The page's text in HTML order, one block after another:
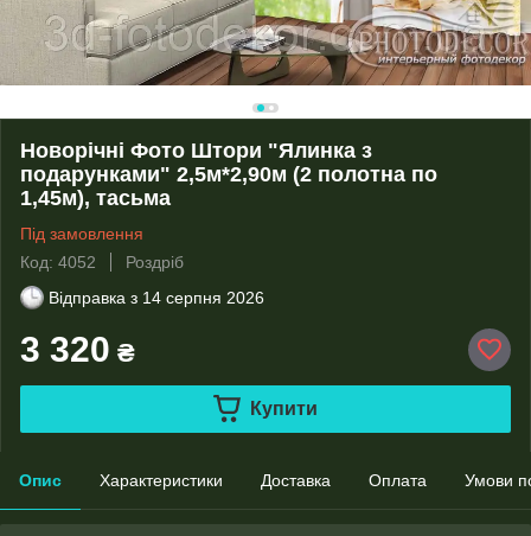
Новорічні Фото Штори "Ялинка з
подарунками" 2,5м*2,90м (2 полотна по
1,45м), тасьма
Під замовлення
Код: 4052
Роздріб
Відправка з 14 серпня 2026
3 320 ₴
Купити
Опис Характеристики Доставка Оплата Умови